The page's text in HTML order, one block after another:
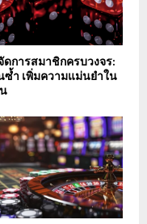
การสมาชิกครบวงจร:
ซ้ำ เพิ่มความแม่นยำใน